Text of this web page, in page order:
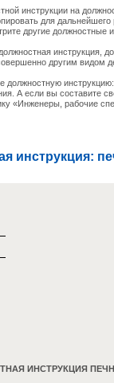
инструкции на
для
другие должностные
инструкция,
другим видом
должностную
А если вы составите
«Инженеры, рабочие
инструкция:
ИНСТРУКЦИЯ